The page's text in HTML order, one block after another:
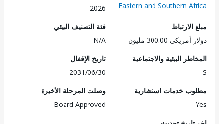
Eastern and Southern
2026
300.00 مليون
فئة التصنيف البيئي
N/A
البيئية والاجتماعية
تاريخ الإقفال
2031/06/30
خدمات استشارية
وصلت المرحلة الأخيرة
Board Approved